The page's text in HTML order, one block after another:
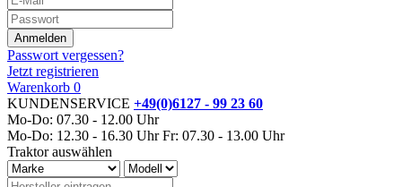
Passwort vergessen?
Jetzt registrieren
Warenkorb 0
KUNDENSERVICE +49(0)6127 - 99 23 60
Mo-Do: 07.30 - 12.00 Uhr
Mo-Do: 12.30 - 16.30 Uhr Fr: 07.30 - 13.00 Uhr
Traktor auswählen